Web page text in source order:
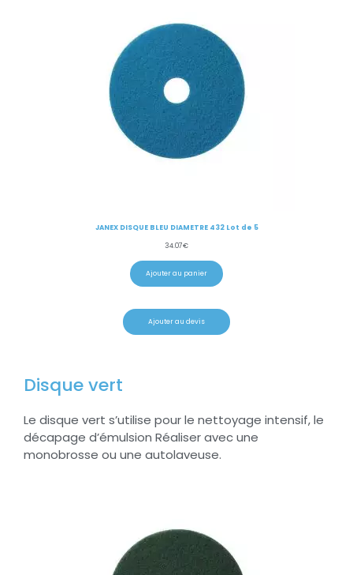
JANEX DISQUE BLEU DIAMETRE 432 Lot de 5
34.07€
Ajouter au panier
Ajouter au devis
Disque vert
Le disque vert s’utilise pour le nettoyage intensif, le
décapage d’émulsion Réaliser avec une
monobrosse ou une autolaveuse.